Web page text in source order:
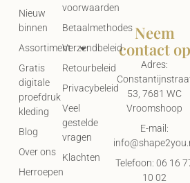
voorwaarden
Betaalmethodes
Verzendbeleid
Retourbeleid
Privacybeleid
Veel
gestelde
vragen
Klachten
Nieuw
binnen
Assortiment
Gratis
digitale
proefdruk
kleding
Blog
Over ons
Herroepen
Neem
contact op
Adres:
53, 7681 WC
Vroomshoop
E-mail:
Telefoon: 06 16
10 02